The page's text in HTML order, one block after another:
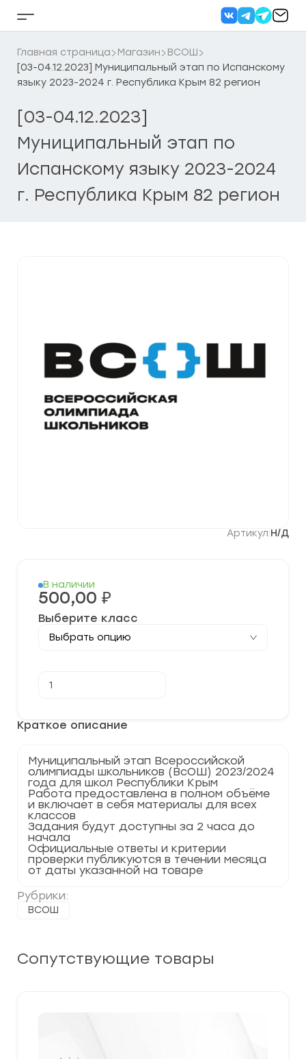
Кнопка
бокового
меню
Главная страница Магазин
ВСОШ
[03-04.12.2023] Муниципальный этап по Испанскому
языку 2023-2024 г. Республика Крым 82 регион
[03-04.12.2023]
Муниципальный этап по
Испанскому языку 2023-2024
г. Республика Крым 82 регион
Артикул:Н/Д
Краткое описание
Муниципальный этап Всероссийской
олимпиады школьников (ВсОШ) 2023/2024
года для школ Республики Крым
Работа предоставлена в полном объёме
и включает в себя материалы для всех
классов
Задания будут доступны за 2 часа до
начала
Официальные ответы и критерии
проверки публикуются в течении месяца
от даты указанной на товаре
Рубрики:
ВСОШ
В наличии
500,00 ₽
Выберите класс
товара
Муниципальный
этап
языку
2023-
2024
г.
Республика
Крым
82
регион
Сопутствующие товары